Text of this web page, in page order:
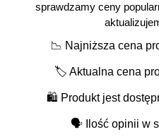
sprawdzamy ceny
📉 Najniższa cena
🏷️ Aktualna cena
🛍️ Produkt jest
🗣️Ilość opinii w